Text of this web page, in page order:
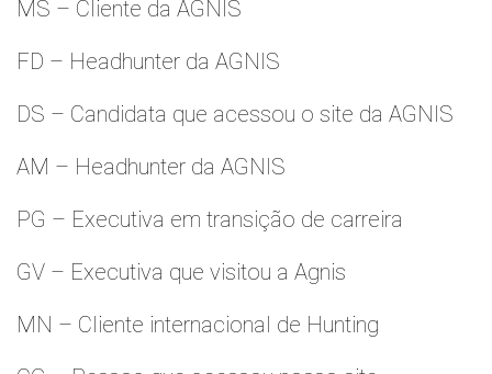
MS – Cliente da AGNIS
FD – Headhunter da AGNIS
DS – Candidata que acessou o site da AGNIS
AM – Headhunter da AGNIS
PG – Executiva em transição de carreira
GV – Executiva que visitou a Agnis
MN – Cliente internacional de Hunting